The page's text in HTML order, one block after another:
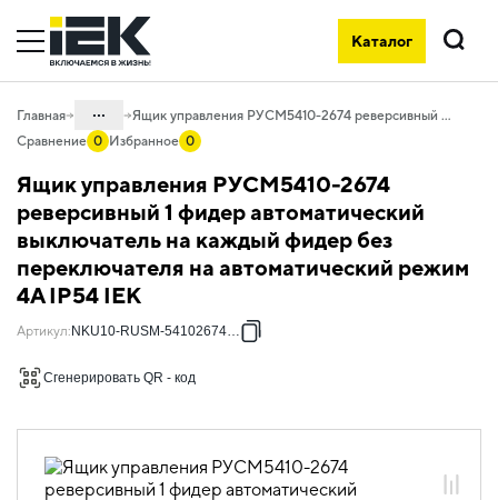
Каталог
Поиск
Главная ...
50. Типовые решения НКУ
50.10 Ящики управления
50.10.02 НКУ ящики управления
электродвигателями РУСМ5000
Ящик управления РУСМ5410-2674 реверсивный 1 фидер автоматический выключатель на каждый фидер без переключателя на автоматический режим 4А IP54 IEK
Сравнение 0 Избранное 0
Ящик управления РУСМ5410-2674
реверсивный 1 фидер автоматический
выключатель на каждый фидер без
переключателя на автоматический режим
4А IP54 IEK
Артикул: NKU10-RUSM-54102674-01
Сгенерировать QR - код